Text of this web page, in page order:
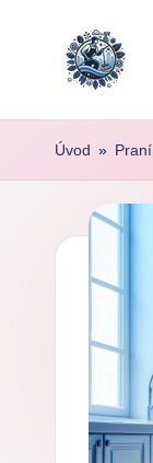
content
Úvod » Praní